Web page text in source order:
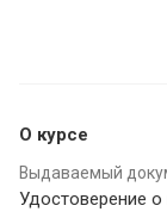
О курсе
Выдаваемый
Удостоверение